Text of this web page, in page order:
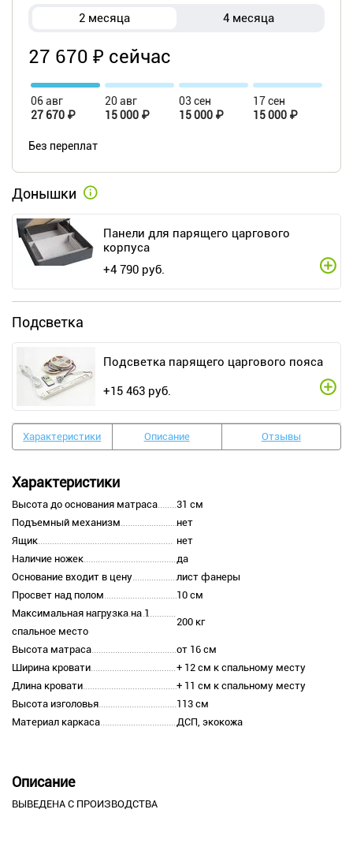
2 месяца 4 месяца
27 670 ₽ сейчас
06 авг
27 670 ₽
20 авг
15 000 ₽
03 сен
15 000 ₽
17 сен
15 000 ₽
Без переплат
Донышки
Панели для парящего царгового
корпуса
+4 790 руб.
Подсветка
Подсветка парящего царгового пояса
+15 463 руб.
Характеристики Описание Отзывы
Характеристики
Высота до основания матраса
31 см
Подъемный механизм
нет
Ящик
нет
Наличие ножек
да
Основание входит в цену
лист фанеры
Просвет над полом
10 см
Максимальная нагрузка на 1
спальное место
200 кг
Высота матраса
от 16 см
Ширина кровати
+ 12 см к спальному месту
Длина кровати
+ 11 см к спальному месту
Высота изголовья
113 см
Материал каркаса
ДСП, экокожа
Описание
ВЫВЕДЕНА С ПРОИЗВОДСТВА